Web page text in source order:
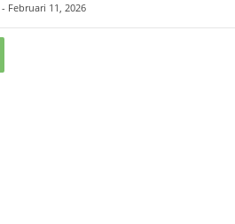
- Februari 11, 2026